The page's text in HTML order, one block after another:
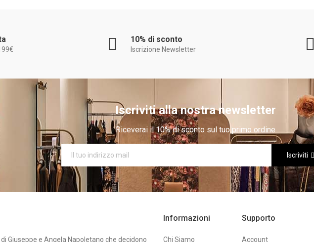
10% di sconto
Iscrizione Newsletter
Iscriviti alla nostra newsletter
Riceverai il 10% di sconto sul tuo primo ordine
Iscriviti
Giuseppe e Angela Napoletano che decidono
Informazioni
Chi Siamo
Supporto
Account